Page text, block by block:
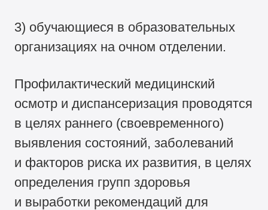
3) обучающиеся в образовательных
организациях на очном отделении.
Профилактический медицинский
осмотр и диспансеризация проводятся
в целях раннего (своевременного)
выявления состояний, заболеваний
и факторов риска их развития, в целях
определения групп здоровья
и выработки рекомендаций для